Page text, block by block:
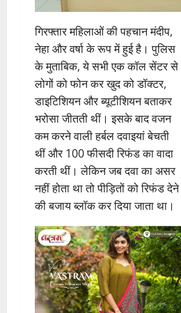
गिरफ्तार महिलाओं की पहचान मंदीप,
नेहा और वर्षा के रूप में हुई है। पुलिस
के मुताबिक, ये सभी एक कॉल सेंटर से
लोगों को फोन कर खुद को डॉक्टर,
डाइटिशियन और ब्यूटीशियन बताकर
भरोसा जीतती थीं। इसके बाद वजन
कम करने वाली हर्बल दवाइयां बेचती
थीं और 100 फीसदी रिफंड का वादा
करती थीं। लेकिन जब दवा का असर
नहीं होता था तो पीड़ितों को रिफंड देने
की बजाय ब्लॉक कर दिया जाता था।